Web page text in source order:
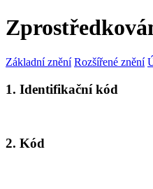
Základní znění Rozšířené znění
1. Identifikační kód
2. Kód